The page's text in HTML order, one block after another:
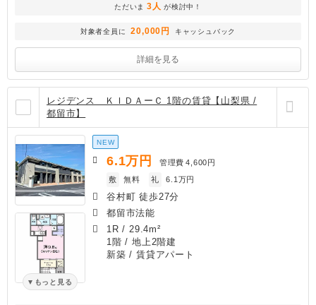
ただいま 3人 が検討中！
対象者全員に 20,000円 キャッシュバック
詳細を見る
レジデンス ＫＩＤＡーＣ 1階の賃貸【山梨県 /
都留市】
もっと見る
NEW
6.1万円 管理費 4,600円
敷
無料 礼 6.1万円
谷村町 徒歩27分
都留市法能
1R / 29.4m²
1階 / 地上2階建
新築 / 賃貸アパート